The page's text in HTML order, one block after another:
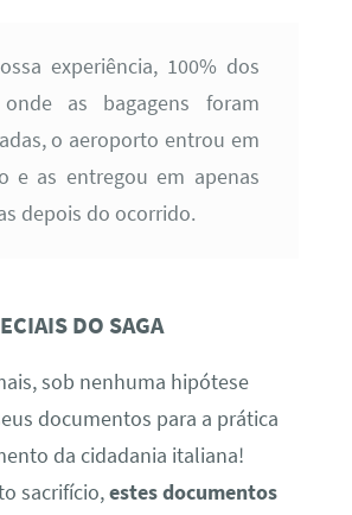
experiência, 100% dos
onde as bagagens foram
o aeroporto entrou em
e as entregou em apenas
depois do ocorrido.
DO SAGA
sob nenhuma hipótese
documentos para a prática
da cidadania italiana!
sacrifício,estes documentos